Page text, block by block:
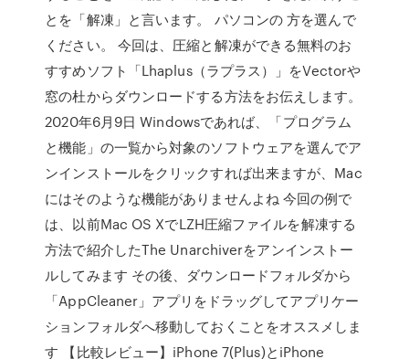
とを「解凍」と言います。 パソコンの 方を選んで
ください。 今回は、圧縮と解凍ができる無料のお
すすめソフト「Lhaplus（ラプラス）」をVectorや
窓の杜からダウンロードする方法をお伝えします。
2020年6月9日 Windowsであれば、「プログラム
と機能」の一覧から対象のソフトウェアを選んでア
ンインストールをクリックすれば出来ますが、Mac
にはそのような機能がありませんよね 今回の例で
は、以前Mac OS XでLZH圧縮ファイルを解凍する
方法で紹介したThe Unarchiverをアンインストー
ルしてみます その後、ダウンロードフォルダから
「AppCleaner」アプリをドラッグしてアプリケー
ションフォルダへ移動しておくことをオススメしま
す 【比較レビュー】iPhone 7(Plus)とiPhone